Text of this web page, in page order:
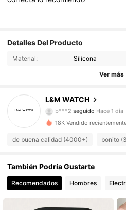
Detalles Del Producto
Material: Silicona
Ver más
L&M WATCH
4,89 1.4K Seguidores
b***2 seguido Hace 1 día
1.4K Seguidores
4,89 1.4K Seguidores
4,89 1.4K Seguidores
4,89
18K Vendido
de buena calidad (4000+) bonito
También Podría Gustarte
Recomendados Hombres